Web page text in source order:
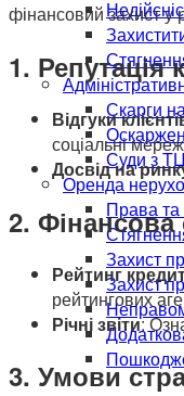
Скарги
Суди з
Оренда
Права та
Захист
Захист
фінансовий захист у
1. Репутація
Відгуки
соціальні
Досвід на
2. Фінансова
Рейтинг
рейтингових
Річні звіти:
3. Умови